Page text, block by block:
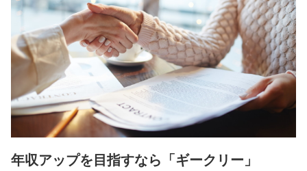
年収アップを目指すなら「ギークリー」